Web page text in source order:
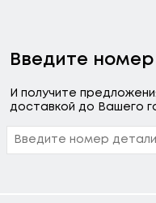
Введите номер
И получите
доставкой до Вашего